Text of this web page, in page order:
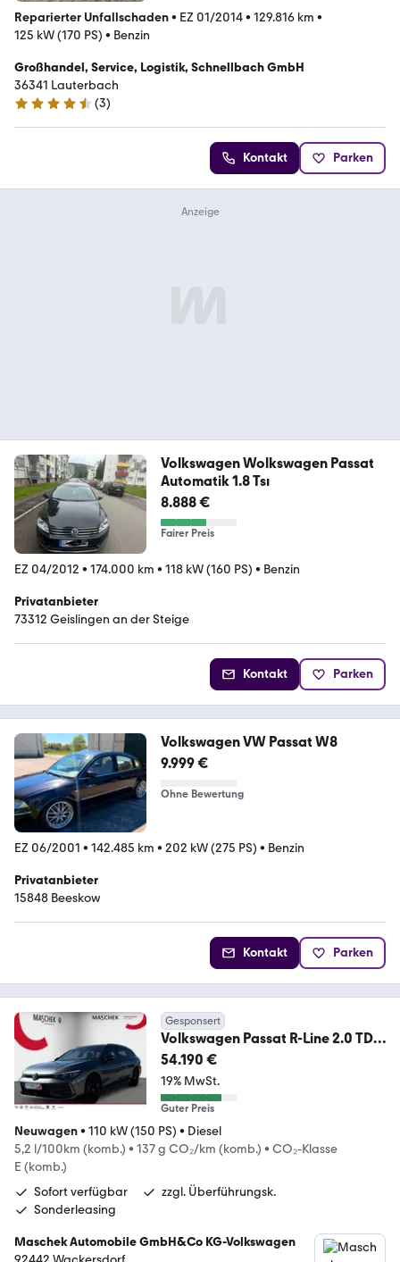
Reparierter Unfallschaden• EZ 01/2014• 129.816 km •
125 kW (170 PS) • Benzin
Großhandel, Service, Logistik, Schnellbach GmbH
36341 Lauterbach
4.3 Sterne
(3)
Kontakt Parken
Volkswagen Wolkswagen Passat
Automatik 1.8 Tsı
8.888 €
Fairer Preis
EZ 04/2012 • 174.000 km • 118 kW (160 PS) • Benzin
Privatanbieter
73312 Geislingen an der Steige
Kontakt Parken
Volkswagen VW Passat W8
9.999 €
Ohne Bewertung
EZ 06/2001 • 142.485 km • 202 kW (275 PS) • Benzin
Privatanbieter
15848 Beeskow
Kontakt Parken
Gesponsert
Volkswagen Passat R-Line 2.0 TDI
DSG AHK +WR Black Style 8-
54.190 €
19% MwSt.
Guter Preis
Neuwagen• 110 kW (150 PS) • Diesel
5,2 l/100km (komb.) • 137 g CO₂/km (komb.) • CO₂-Klasse
E (komb.)
Sofort verfügbar
zzgl. Überführungsk.
Sonderleasing
Maschek Automobile GmbH&Co KG-Volkswagen